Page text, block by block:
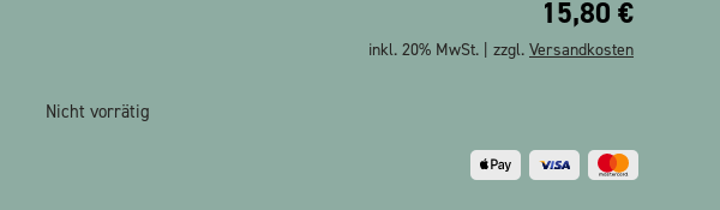
15,80 €
inkl. 20% MwSt. | zzgl. Versandkosten
Nicht vorrätig